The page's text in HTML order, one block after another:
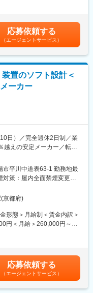
仕様の提案など上流工程
ます。
の大手メーカーと取引を
ます。
、機械や制御、電気など
然と専門知識が広がる環
ボックスの電気設計
御回路設計
設計
メントやプロジェクト管理
は組織運営を担う管理職
ッフ16名で構成されてお
ーム」を発足し社員の働き
年の経団連「働き方改
。具体的な環境変化とし
おり、働きやすさに配慮し
取りやすいよう設計された
常駐する等を整備してお
ビ、自動車部品等あらゆ
、その成形において重要な
現在世界各国でニーズに応
あり、選考を通じて上下
定手当を含めた表記です。
応募依頼する
（エージェントサービス）
置のソフト設計＜
ーカー
日）／完全週休2日制／業
越えの安定メーカー／転勤
置などの産業用電子機
以下いずれかの業務をお
リケーションソフトウェ
市平川中道表63-1 勤務地最
対策：屋内全面禁煙変更の
京都府)
形態＞月給制＜賃金内訳＞
円＜月給＞260,000円～
あくまでも目安の金額であ
ます。月給(月額)は固定手
応募依頼する
（エージェントサービス）